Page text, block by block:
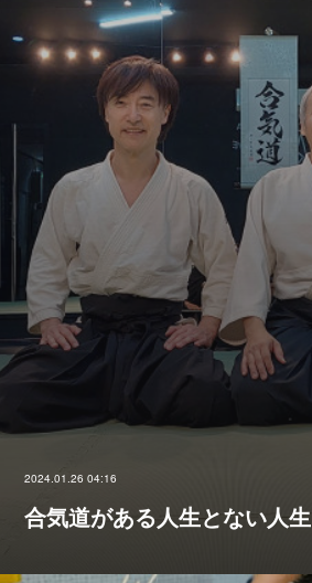
2024.01.26 04:16
合気道がある人生とない人生